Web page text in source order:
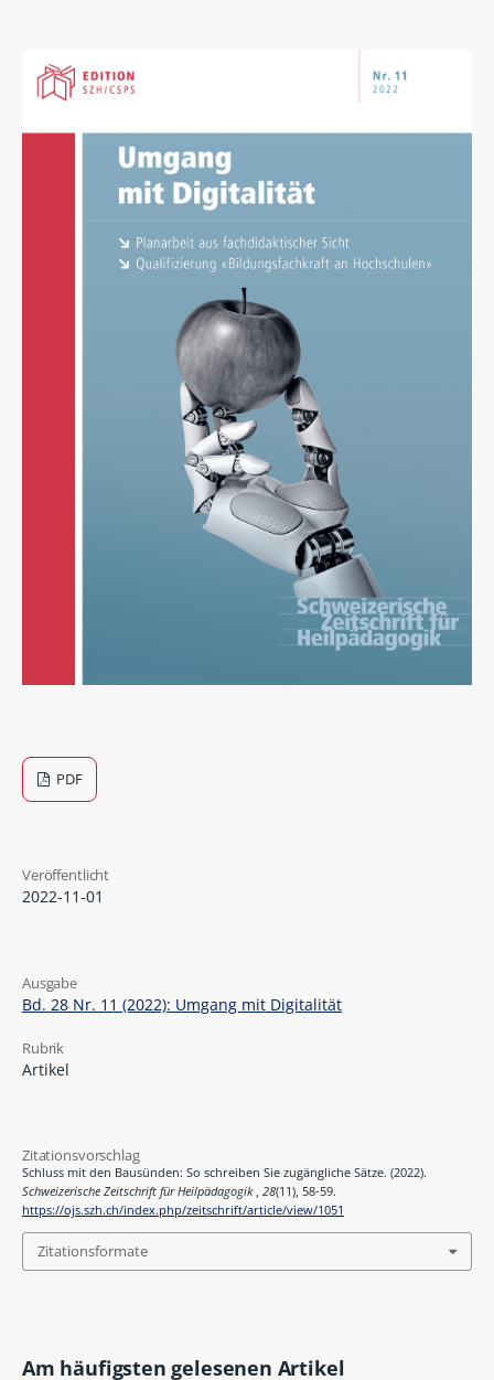
PDF
Veröffentlicht
2022-11-01
Ausgabe
Bd. 28 Nr. 11 (2022): Umgang mit Digitalität
Rubrik
Artikel
Zitationsvorschlag
Schluss mit den Bausünden: So schreiben Sie zugängliche Sätze. (2022).
Schweizerische Zeitschrift für Heilpädagogik , 28(11), 58-59.
https://ojs.szh.ch/index.php/zeitschrift/article/view/1051
Zitationsformate
Am häufigsten gelesenen Artikel